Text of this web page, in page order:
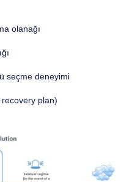
olanağı
seçme deneyimi
plan)